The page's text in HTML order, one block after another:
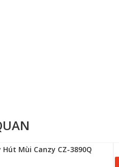
Hút Mùi Canzy CZ-3890Q